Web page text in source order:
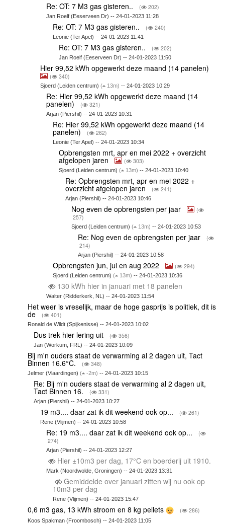
Re: OT: 7 M3 gas gisteren.. ( 202)
Jan Roelf (Eeserveen Dr) -- 24-01-2023 11:28
Re: OT: 7 M3 gas gisteren.. ( 240)
Leonie (Ter Apel) -- 24-01-2023 11:41
Re: OT: 7 M3 gas gisteren.. ( 202)
Jan Roelf (Eeserveen Dr) -- 24-01-2023 11:50
Hier 99,52 kWh opgewerkt deze maand (14 panelen)
( 340)
Sjoerd (Leiden centrum) ( 13m) -- 24-01-2023 10:29
Re: Hier 99,52 kWh opgewerkt deze maand (14
panelen) ( 321)
Arjan (Piershil) -- 24-01-2023 10:31
Re: Hier 99,52 kWh opgewerkt deze maand (14
panelen) ( 262)
Leonie (Ter Apel) -- 24-01-2023 10:34
Opbrengsten mrt, apr en mei 2022 + overzicht
afgelopen jaren ( 303)
Sjoerd (Leiden centrum)( 13m) -- 24-01-2023 10:40
Re: Opbrengsten mrt, apr en mei 2022 +
overzicht afgelopen jaren ( 241)
Arjan (Piershil) -- 24-01-2023 10:46
Nog even de opbrengsten per jaar
(
257)
Sjoerd (Leiden centrum)( 13m) -- 24-01-2023 10:53
Re: Nog even de opbrengsten per jaar
(
214)
Arjan (Piershil) -- 24-01-2023 10:58
Opbrengsten jun, jul en aug 2022 ( 294)
Sjoerd (Leiden centrum) ( 13m) -- 24-01-2023 10:36
130 kWh hier in januari met 18 panelen
Walter (Ridderkerk, NL) -- 24-01-2023 11:54
Het weer is vreselijk, maar de hoge gasprijs is politiek, dit is
de ( 401)
Ronald de Wildt (Spijkenisse) -- 24-01-2023 10:02
Dus trek hier lering uit ( 356)
Jan (Workum, FRL) -- 24-01-2023 10:09
Bij m'n ouders staat de verwarming al 2 dagen uit, Tact
Binnen 16.6°C. ( 348)
Jelmer (Vlaardingen) ( -2m) -- 24-01-2023 10:15
Re: Bij m'n ouders staat de verwarming al 2 dagen uit,
Tact Binnen 16. ( 331)
Arjan (Piershil) -- 24-01-2023 10:27
19 m3.... daar zat ik dit weekend ook op... ( 261)
Rene (Vlijmen) -- 24-01-2023 10:58
Re: 19 m3.... daar zat ik dit weekend ook op...
(
274)
Arjan (Piershil) -- 24-01-2023 12:27
Hier ±10m3 per dag, 17°C en boerderij uit 1910.
Mark (Noordwolde, Groningen) -- 24-01-2023 13:31
Gemiddelde over januari zitten wij nu ook op
10m3 per dag
Rene (Vlijmen) -- 24-01-2023 15:47
0,6 m3 gas, 13 kWh stroom en 8 kg pellets ( 286)
Koos Spakman (Froombosch) -- 24-01-2023 11:05